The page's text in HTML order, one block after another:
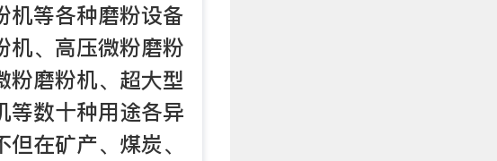
机等各种磨粉设备
机、高压微粉磨粉
粉磨粉机、超大型
等数十种用途各异
在矿产、煤炭、